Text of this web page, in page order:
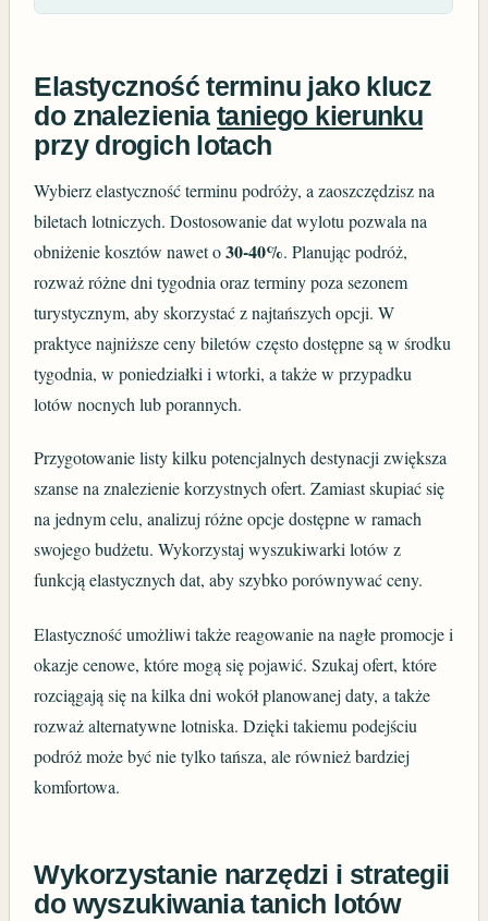
Elastyczność terminu jako klucz
do znalezieniataniego kierunku
przy drogich lotach
Wybierz elastyczność terminu podróży, a zaoszczędzisz na
biletach lotniczych. Dostosowanie dat wylotu pozwala na
obniżenie kosztów nawet o30-40%. Planując podróż,
rozważ różne dni tygodnia oraz terminy poza sezonem
turystycznym, aby skorzystać z najtańszych opcji. W
praktyce najniższe ceny biletów często dostępne są w środku
tygodnia, w poniedziałki i wtorki, a także w przypadku
lotów nocnych lub porannych.
Przygotowanie listy kilku potencjalnych destynacji zwiększa
szanse na znalezienie korzystnych ofert. Zamiast skupiać się
na jednym celu, analizuj różne opcje dostępne w ramach
swojego budżetu. Wykorzystaj wyszukiwarki lotów z
funkcją elastycznych dat, aby szybko porównywać ceny.
Elastyczność umożliwi także reagowanie na nagłe promocje i
okazje cenowe, które mogą się pojawić. Szukaj ofert, które
rozciągają się na kilka dni wokół planowanej daty, a także
rozważ alternatywne lotniska. Dzięki takiemu podejściu
podróż może być nie tylko tańsza, ale również bardziej
komfortowa.
Wykorzystanie narzędzi i strategii
do wyszukiwania tanich lotów